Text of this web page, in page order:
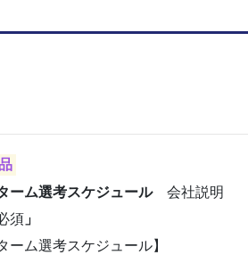
ーム選考スケジュール会社説明
須 」
ーム選考スケジュール】